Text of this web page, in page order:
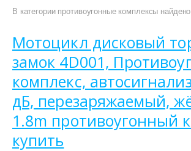
В категории противоугонные комплексы
Мотоцикл дисковый
замок 4D001,
комплекс,
дБ, перезаряжаемый,
1.8m противоугонный
купить